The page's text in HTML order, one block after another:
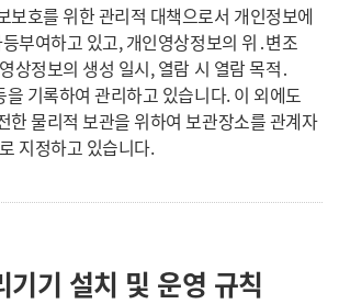
보호를 위한 관리적 대책으로서 개인정보에
부여하고 있고, 개인영상정보의 위․변조
상정보의 생성 일시, 열람 시 열람 목적․
기록하여 관리하고 있습니다. 이 외에도
한 물리적 보관을 위하여 보관장소를 관계자
지정하고 있습니다.
기기 설치 및 운영 규칙